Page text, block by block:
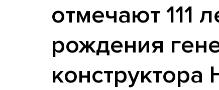
отмечают 111
рождения
конструктора